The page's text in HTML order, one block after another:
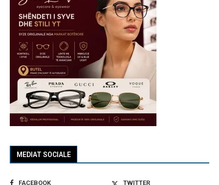
MEDIAT SOCIALE
FACEBOOK
TWITTER